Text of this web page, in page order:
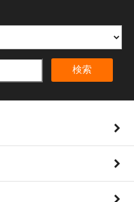
検索